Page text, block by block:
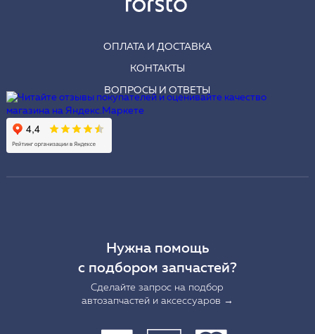
ОПЛАТА И ДОСТАВКА
КОНТАКТЫ
ВОПРОСЫ И ОТВЕТЫ
Нужна помощь
с подбором запчастей?
Сделайте запрос на подбор
автозапчастей и аксессуаров →